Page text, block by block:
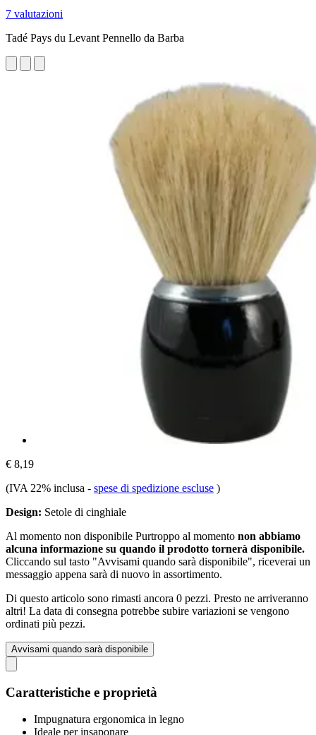
7 valutazioni
Tadé Pays du Levant Pennello da Barba
€ 8,19
(IVA 22% inclusa - spese di spedizione escluse )
Design: Setole di cinghiale
Al momento non disponibile Purtroppo al momento non abbiamo
alcuna informazione su quando il prodotto tornerà disponibile.
Cliccando sul tasto "Avvisami quando sarà disponibile", riceverai un
messaggio appena sarà di nuovo in assortimento.
Di questo articolo sono rimasti ancora 0 pezzi. Presto ne arriveranno
altri! La data di consegna potrebbe subire variazioni se vengono
ordinati più pezzi.
Avvisami quando sarà disponibile
Caratteristiche e proprietà
Impugnatura ergonomica in legno
Ideale per insaponare